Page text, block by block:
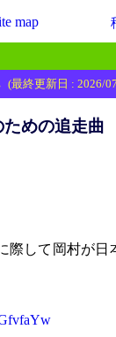
map
(最終更新日 : 2026/
めの追走曲
際して岡村が